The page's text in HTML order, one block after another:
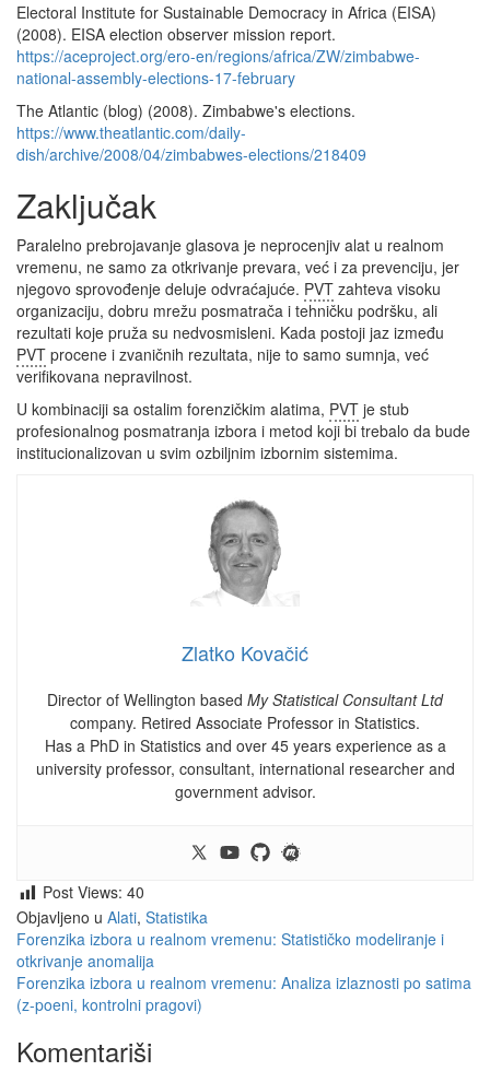
Electoral Institute for Sustainable Democracy in Africa (EISA)
(2008). EISA election observer mission report.
https://aceproject.org/ero-en/regions/africa/ZW/zimbabwe-
national-assembly-elections-17-february
The Atlantic (blog) (2008). Zimbabwe's elections.
https://www.theatlantic.com/daily-
dish/archive/2008/04/zimbabwes-elections/218409
Zaključak
Paralelno prebrojavanje glasova je neprocenjiv alat u realnom
vremenu, ne samo za otkrivanje prevara, već i za prevenciju, jer
njegovo sprovođenje deluje odvraćajuće. PVT zahteva visoku
organizaciju, dobru mrežu posmatrača i tehničku podršku, ali
rezultati koje pruža su nedvosmisleni. Kada postoji jaz između
PVT procene i zvaničnih rezultata, nije to samo sumnja, već
verifikovana nepravilnost.
U kombinaciji sa ostalim forenzičkim alatima, PVT je stub
profesionalnog posmatranja izbora i metod koji bi trebalo da bude
institucionalizovan u svim ozbiljnim izbornim sistemima.
Zlatko Kovačić
Director of Wellington based My Statistical Consultant Ltd
company. Retired Associate Professor in Statistics.
Has a PhD in Statistics and over 45 years experience as a
university professor, consultant, international researcher and
government advisor.
Post Views: 40
Objavljeno u Alati, Statistika
Navigacija
članaka
Forenzika izbora u realnom vremenu: Statističko modeliranje i
otkrivanje anomalija
Forenzika izbora u realnom vremenu: Analiza izlaznosti po satima
(z-poeni, kontrolni pragovi)
Komentariši